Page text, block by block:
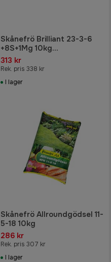
Skånefrö Brilliant 23-3-6
+8S+1Mg 10kg
Gräsmattegödsel
313 kr
Rek. pris 338 kr
I lager
Skånefrö Allroundgödsel 11-
5-18 10kg
286 kr
Rek. pris 307 kr
I lager